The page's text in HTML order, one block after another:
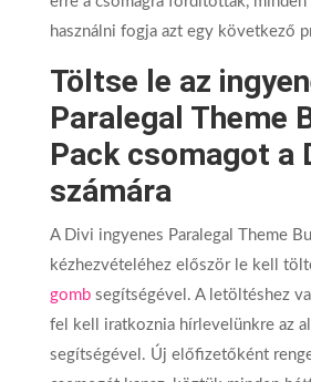
használni fogja azt egy következő
Töltse le az
Paralegal Theme
Pack csomagot a
számára
A Divi ingyenes Paralegal Theme
kézhezvételéhez először le kell
gombsegítségével. A letöltéshez
fel kell iratkoznia hírlevelünkre az
segítségével. Új előfizetőként